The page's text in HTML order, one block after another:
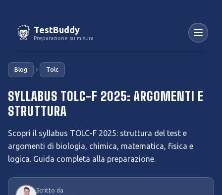
TestBuddy
Preparazione su misura
Blog Tolc
SYLLABUS TOLC-F 2025: ARGOMENTI E
STRUTTURA
Scopri il syllabus TOLC-F 2025: struttura del test e
argomenti di biologia, chimica, matematica, fisica e
logica. Guida completa alla preparazione.
Scritto da